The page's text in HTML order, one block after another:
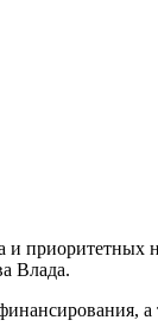
приоритетных
Влада.